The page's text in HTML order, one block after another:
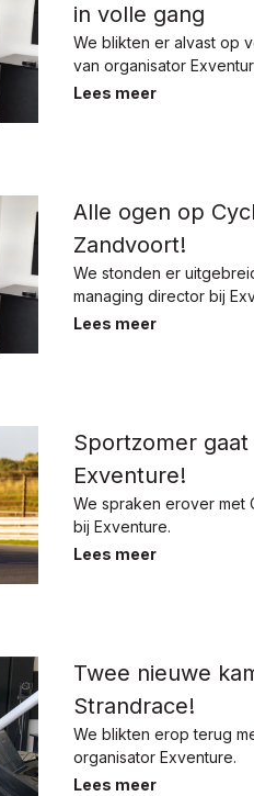
in volle gang
We blikten er alvast op
van organisator
Lees meer
Alle ogen op
Zandvoort!
We stonden er
managing director bij
Lees meer
Sportzomer
Exventure!
We spraken erover met
bij Exventure.
Lees meer
Twee nieuwe
Strandrace!
We blikten erop terug
organisator Exventure.
Lees meer